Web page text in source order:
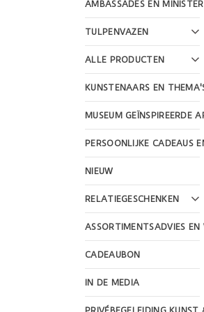
AMBASSADES EN
TULPENVAZEN
ALLE PRODUCTEN
KUNSTENAARS EN
MUSEUM GEÏNSPIREERDE
PERSOONLIJKE CADEAUS
NIEUW
RELATIEGESCHENKEN
ASSORTIMENTSADVIES EN
CADEAUBON
IN DE MEDIA